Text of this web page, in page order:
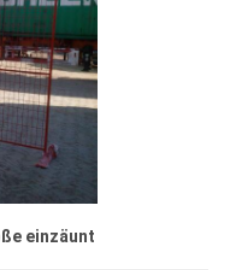
einzäunt